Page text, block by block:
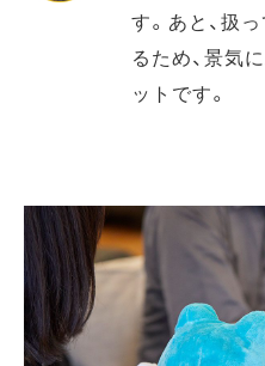
す。あと、扱
るため、景気
ットです。